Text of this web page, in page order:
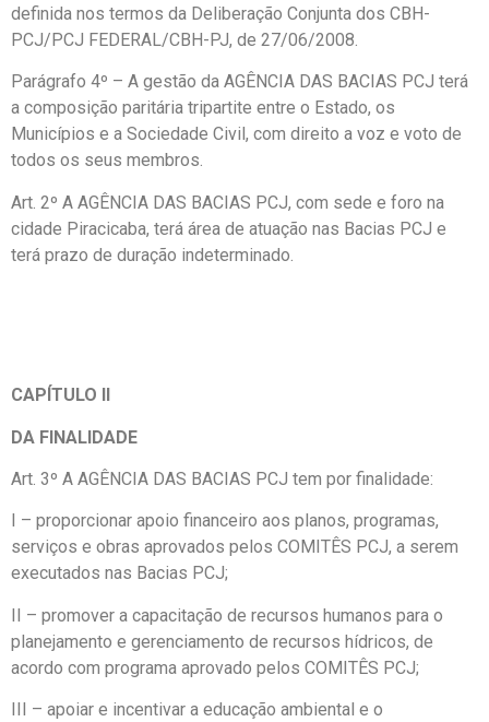
definida nos termos da Deliberação Conjunta dos CBH-
PCJ/PCJ FEDERAL/CBH-PJ, de 27/06/2008.
Parágrafo 4º – A gestão da AGÊNCIA DAS BACIAS PCJ terá
a composição paritária tripartite entre o Estado, os
Municípios e a Sociedade Civil, com direito a voz e voto de
todos os seus membros.
Art. 2º A AGÊNCIA DAS BACIAS PCJ, com sede e foro na
cidade Piracicaba, terá área de atuação nas Bacias PCJ e
terá prazo de duração indeterminado.
CAPÍTULO II
DA FINALIDADE
Art. 3º A AGÊNCIA DAS BACIAS PCJ tem por finalidade:
I – proporcionar apoio financeiro aos planos, programas,
serviços e obras aprovados pelos COMITÊS PCJ, a serem
executados nas Bacias PCJ;
II – promover a capacitação de recursos humanos para o
planejamento e gerenciamento de recursos hídricos, de
acordo com programa aprovado pelos COMITÊS PCJ;
III – apoiar e incentivar a educação ambiental e o